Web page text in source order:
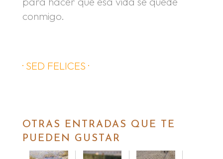
conmigo.
· SED FELICES ·
OTRAS ENTRADAS QUE TE
PUEDEN GUSTAR